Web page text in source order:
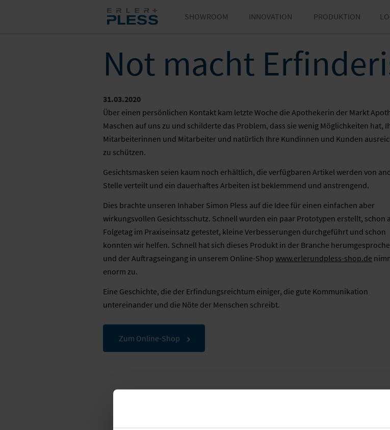
SHOWROOM INNOVATION PRODUKTION
Not macht
31.03.2020
Über einen persönlichen Kontakt kam letzte Woche die Apothekerin der Markt
Maschen auf uns zu und schilderte das Problem, dass sie wenig Möglichkeiten hat,
Mitarbeiterinnen und Mitarbeiter und natürlich Ihre Kundinnen und Kunden
zu schützen.
Gesichtsmasken seien kaum noch erhältlich, die verfügbaren Artikel werden von
Stelle verteilt und ein dauerhaftes Arbeiten ist beklemmend und anstrengend.
Dies brachte unseren Inhaber Simon Pless auf die Idee für einen einfachen aber
wirkungsvollen Gesichtsschutz. Schnell wurden ein paar Prototypen erstellt, schon
Folgetag im Praxiseinsatz getestet, kleine Verbesserungen durchgeführt und schon
konnten wir helfen. Schnell hat sich dieses Produkt in der Branche
und der Auftragseingang in unserem Online-Shop www.erlerundpless-shop.de
enorm zu.
Eine Geschichte, die der Erfindungsreichtum einiger, die gute Kommunikation
untereinander und die Nöte der Menschen schreibt.
Zum Online-Shop